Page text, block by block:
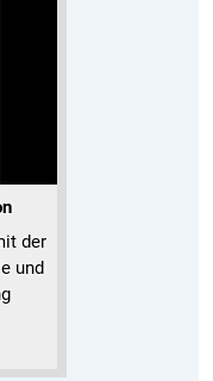
der
und